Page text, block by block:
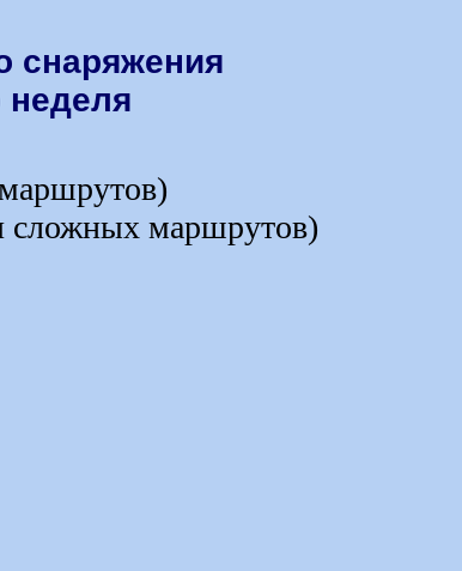
снаряжения
неделя
сложных маршрутов)